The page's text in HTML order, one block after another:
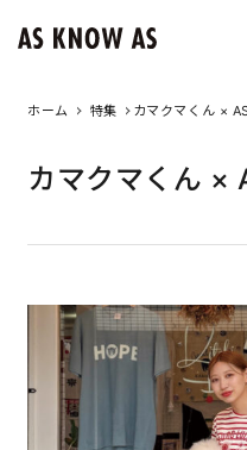
ホーム 特集
カマクマくん ×
カマクマくん ×